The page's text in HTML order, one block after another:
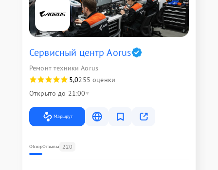
Сервисный центр Aorus
Ремонт техники Aorus
5,0255 оценки
Открыто до 21:00
Маршрут
ОбзорОтзывы 220